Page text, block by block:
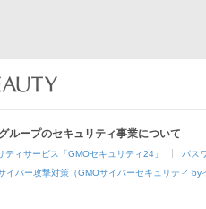
ループのセキュリティ事業について
ティサービス「GMOセキュリティ24」 パス
イバー攻撃対策（GMOサイバーセキュリティ by